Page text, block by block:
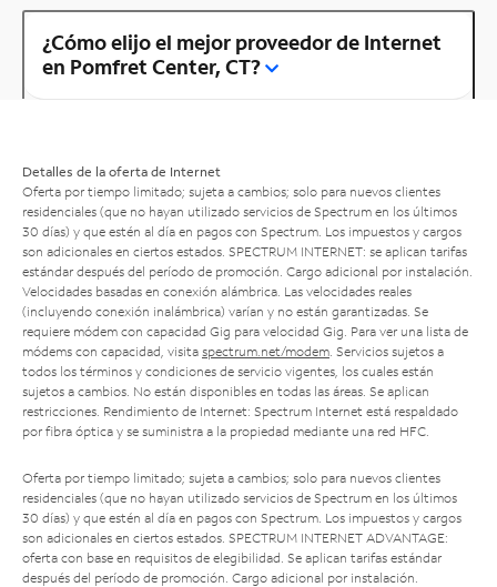
¿Cómo elijo el mejor proveedor de Internet
en Pomfret Center, CT?
Detalles de la oferta de Internet
Oferta por tiempo limitado; sujeta a cambios; solo para nuevos clientes
residenciales (que no hayan utilizado servicios de Spectrum en los últimos
30 días) y que estén al día en pagos con Spectrum. Los impuestos y cargos
son adicionales en ciertos estados. SPECTRUM INTERNET: se aplican tarifas
estándar después del período de promoción. Cargo adicional por instalación.
Velocidades basadas en conexión alámbrica. Las velocidades reales
(incluyendo conexión inalámbrica) varían y no están garantizadas. Se
requiere módem con capacidad Gig para velocidad Gig. Para ver una lista de
módems con capacidad, visita spectrum.net/modem . Servicios sujetos a
todos los términos y condiciones de servicio vigentes, los cuales están
sujetos a cambios. No están disponibles en todas las áreas. Se aplican
restricciones. Rendimiento de Internet: Spectrum Internet está respaldado
por fibra óptica y se suministra a la propiedad mediante una red HFC.
Oferta por tiempo limitado; sujeta a cambios; solo para nuevos clientes
residenciales (que no hayan utilizado servicios de Spectrum en los últimos
30 días) y que estén al día en pagos con Spectrum. Los impuestos y cargos
son adicionales en ciertos estados. SPECTRUM INTERNET ADVANTAGE:
oferta con base en requisitos de elegibilidad. Se aplican tarifas estándar
después del período de promoción. Cargo adicional por instalación.